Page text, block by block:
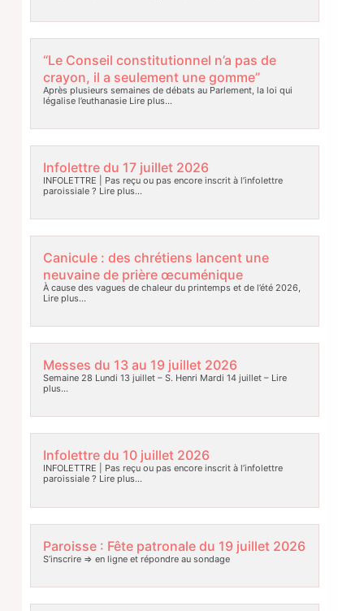
“Le Conseil constitutionnel n’a pas de
crayon, il a seulement une gomme”
Après plusieurs semaines de débats au Parlement, la loi qui
légalise l’euthanasieLire plus…
Infolettre du 17 juillet 2026
INFOLETTRE | Pas reçu ou pas encore inscrit à l’infolettre
paroissiale ? Lire plus…
Canicule : des chrétiens lancent une
neuvaine de prière œcuménique
À cause des vagues de chaleur du printemps et de l’été 2026,
Lire plus…
Messes du 13 au 19 juillet 2026
Semaine 28 Lundi 13 juillet – S. Henri Mardi 14 juillet –Lire
plus…
Infolettre du 10 juillet 2026
INFOLETTRE | Pas reçu ou pas encore inscrit à l’infolettre
paroissiale ? Lire plus…
Paroisse : Fête patronale du 19 juillet 2026
S’inscrire => en ligne et répondre au sondage